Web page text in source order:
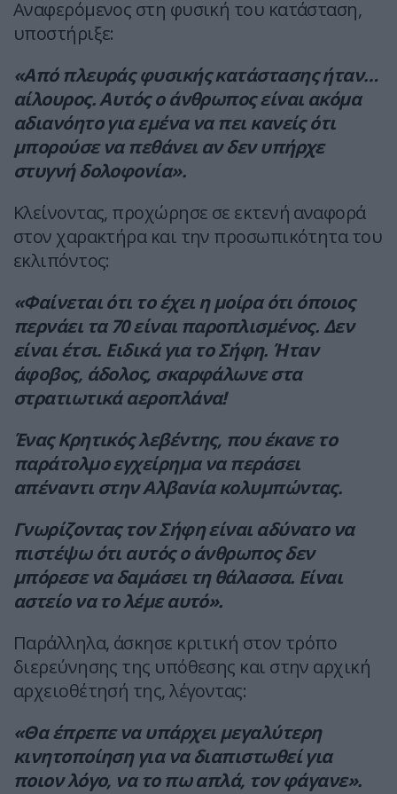
Αναφερόμενος στη φυσική του κατάσταση,
υποστήριξε:
«Από πλευράς φυσικής κατάστασης ήταν…
αίλουρος. Αυτός ο άνθρωπος είναι ακόμα
αδιανόητο για εμένα να πει κανείς ότι
μπορούσε να πεθάνει αν δεν υπήρχε
στυγνή δολοφονία».
Κλείνοντας, προχώρησε σε εκτενή αναφορά
στον χαρακτήρα και την προσωπικότητα του
εκλιπόντος:
«Φαίνεται ότι το έχει η μοίρα ότι όποιος
περνάει τα 70 είναι παροπλισμένος. Δεν
είναι έτσι. Ειδικά για το Σήφη. Ήταν
άφοβος, άδολος, σκαρφάλωνε στα
στρατιωτικά αεροπλάνα!
Ένας Κρητικός λεβέντης, που έκανε το
παράτολμο εγχείρημα να περάσει
απέναντι στην Αλβανία κολυμπώντας.
Γνωρίζοντας τον Σήφη είναι αδύνατο να
πιστέψω ότι αυτός ο άνθρωπος δεν
μπόρεσε να δαμάσει τη θάλασσα. Είναι
αστείο να το λέμε αυτό».
Παράλληλα, άσκησε κριτική στον τρόπο
διερεύνησης της υπόθεσης και στην αρχική
αρχειοθέτησή της, λέγοντας:
«Θα έπρεπε να υπάρχει μεγαλύτερη
κινητοποίηση για να διαπιστωθεί για
ποιον λόγο, να το πω απλά, τον φάγανε».